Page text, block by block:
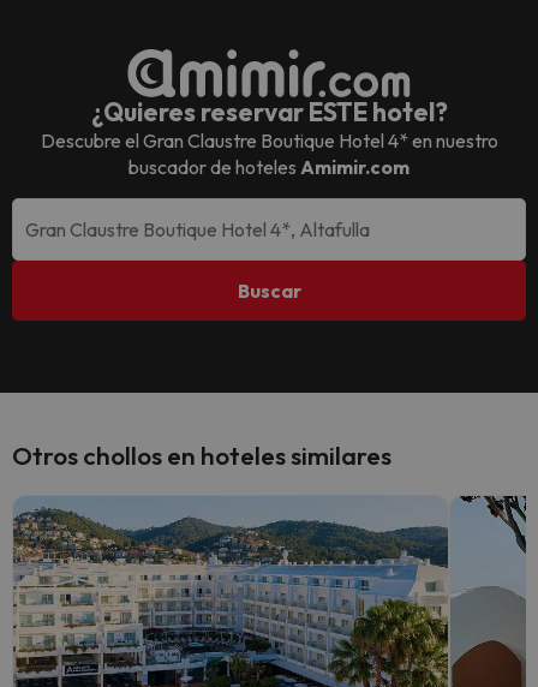
¿Quieres reservar ESTE hotel?
Descubre el Gran Claustre Boutique Hotel 4*en nuestro
buscador de hoteles Amimir.com
Buscar
Otros chollos en hoteles similares